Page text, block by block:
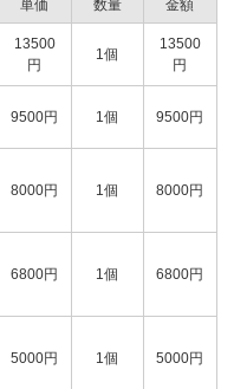
単価 数量 金額
13500
円
1個
13500
円
9500円 1個 9500円
8000円 1個 8000円
6800円 1個 6800円
5000円 1個 5000円